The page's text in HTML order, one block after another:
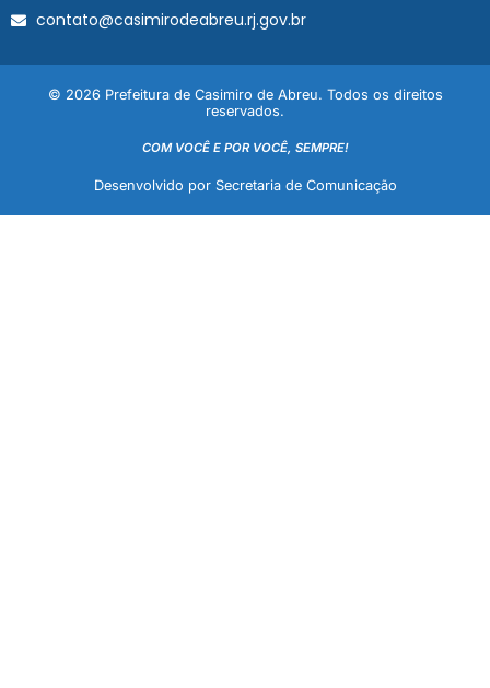
contato@casimirodeabreu.rj.gov.br
© 2026 Prefeitura de Casimiro de Abreu. Todos os direitos
reservados.
COM VOCÊ E POR VOCÊ, SEMPRE!
Desenvolvido por Secretaria de Comunicação